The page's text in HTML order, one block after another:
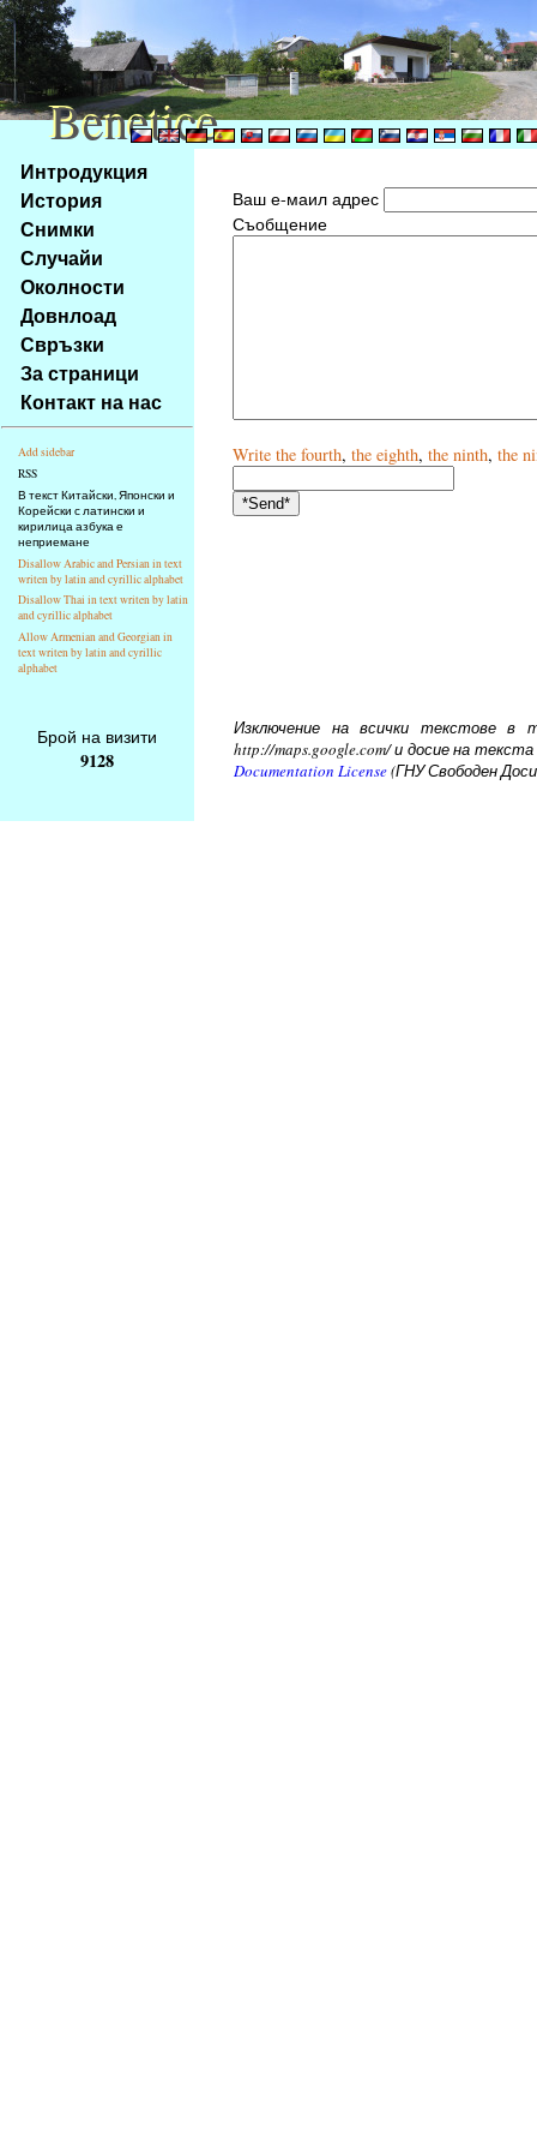
Na
obsah
stránky
Klávesové
zkratky
tomto
webu
základní
Hlavní
strana
Интродукция
История
Снимки
Случайи
Околности
Довнлоад
Свръзки
За страници
Контакт на нас
Add sidebar
RSS
В текст Китайски, Японски и
Корейски с латински и
кирилица азбука е
неприемане
Disallow Arabic and Persian in text
writen by latin and cyrillic alphabet
Disallow Thai in text writen by latin
and cyrillic alphabet
Allow Armenian and Georgian in
text writen by latin and cyrillic
alphabet
Ваш е-маил адрес
Съобщение
Write the fourth, the eighth, the ninth, the
Брой на визити
9128
Изключение на всички текстове в
http://maps.google.com/ и досие на
Documentation License(ГНУ Свободен
Benetice
Benetice